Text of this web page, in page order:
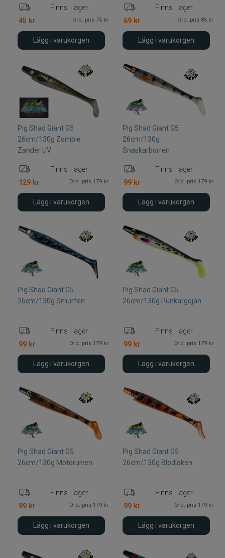
Finns i lager
45 kr Ord. pris 75 kr
Lägg i varukorgen
Finns i lager
69 kr Ord. pris 85 kr
Lägg i varukorgen
Pig Shad Giant G5
26cm/130g Zombie
Zander UV
Finns i lager
129 kr Ord. pris 179 kr
Lägg i varukorgen
Pig Shad Giant G5
26cm/130g
Snaskarborren
Finns i lager
99 kr Ord. pris 179 kr
Lägg i varukorgen
Pig Shad Giant G5
26cm/130g Smurfen
Finns i lager
99 kr Ord. pris 179 kr
Lägg i varukorgen
Pig Shad Giant G5
26cm/130g Punkargojan
Finns i lager
99 kr Ord. pris 179 kr
Lägg i varukorgen
Pig Shad Giant G5
26cm/130g Motorulven
Finns i lager
99 kr Ord. pris 179 kr
Lägg i varukorgen
Pig Shad Giant G5
26cm/130g Blodlaken
Finns i lager
99 kr Ord. pris 179 kr
Lägg i varukorgen